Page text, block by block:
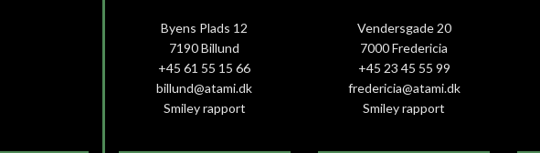
Byens Plads 12
7190 Billund
+45 61 55 15 66‬
billund@atami.dk
Smiley rapport
Vendersgade 20
7000 Fredericia
+45 23 45 55 99
fredericia@atami.dk
Smiley rapport